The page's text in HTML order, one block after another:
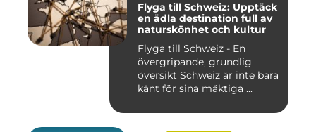
Flyga till Schweiz: Upptäck
en ädla destination full av
naturskönhet och kultur
Flyga till Schweiz - En
övergripande, grundlig
översikt Schweiz är inte bara
känt för sina mäktiga ...